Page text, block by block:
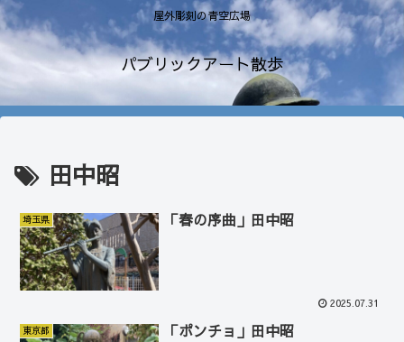
屋外彫刻の青空広場
パブリックアート散歩
田中昭
埼玉県 「春の序曲」田中昭
2025.07.31
東京都 「ポンチョ」田中昭